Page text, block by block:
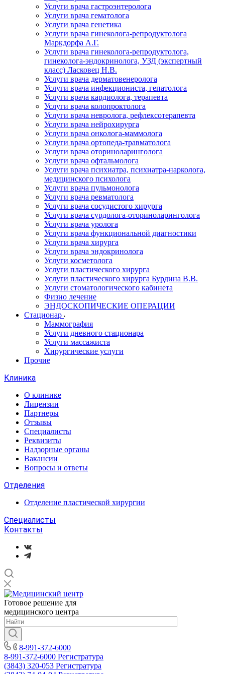
Услуги врача гастроэнтеролога
Услуги врача гематолога
Услуги врача генетика
Услуги врача гинеколога-репродуктолога
Маркдорфа А.Г.
Услуги врача гинеколога-репродуктолога,
гинеколога-эндокринолога, УЗД (экспертный
класс) Ласковец Н.В.
Услуги врача дерматовенеролога
Услуги врача инфекциониста, гепатолога
Услуги врача кардиолога, терапевта
Услуги врача колопроктолога
Услуги врача невролога, рефлексотерапевта
Услуги врача нейрохирурга
Услуги врача онколога-маммолога
Услуги врача ортопеда-травматолога
Услуги врача оториноларинголога
Услуги врача офтальмолога
Услуги врача психиатра, психиатра-нарколога,
медицинского психолога
Услуги врача пульмонолога
Услуги врача ревматолога
Услуги врача сосудистого хирурга
Услуги врача сурдолога-оториноларинголога
Услуги врача уролога
Услуги врача функциональной диагностики
Услуги врача хирурга
Услуги врача эндокринолога
Услуги косметолога
Услуги пластического хирурга
Услуги пластического хирурга Бурдина В.В.
Услуги стоматологического кабинета
Физио лечение
ЭНДОСКОПИЧЕСКИЕ ОПЕРАЦИИ
Стационар
Маммография
Услуги дневного стационара
Услуги массажиста
Хирургические услуги
Прочие
Клиника
О клинике
Лицензии
Партнеры
Отзывы
Специалисты
Реквизиты
Надзорные органы
Вакансии
Вопросы и ответы
Отделения
Отделение пластической хирургии
Специалисты
Контакты
Готовое решение для
медицинского центра
8-991-372-6000
8-991-372-6000 Регистратура
(3843) 320-053 Регистратура